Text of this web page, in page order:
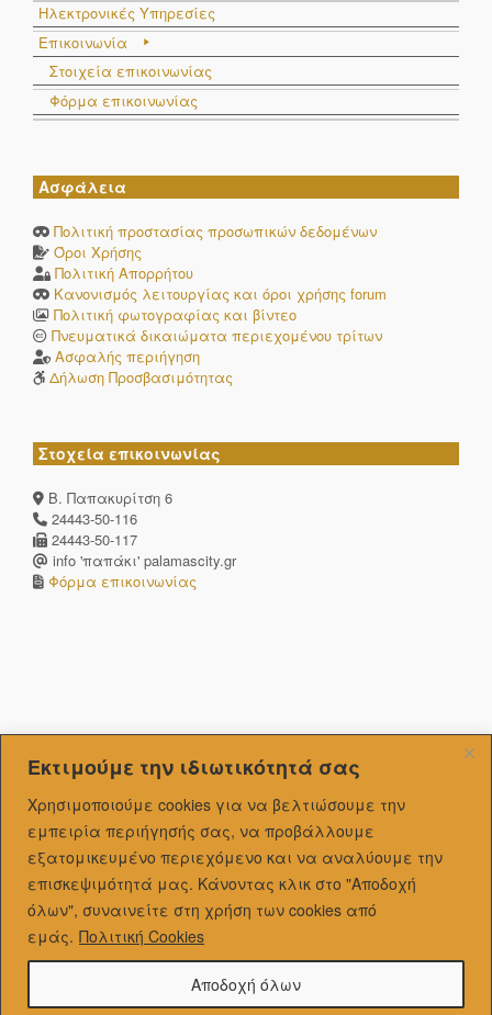
Εκτιμούμε την ιδιωτικότητά σας
Χρησιμοποιούμε cookies για να βελτιώσουμε την
εμπειρία περιήγησής σας, να προβάλλουμε
εξατομικευμένo περιεχόμενο και να αναλύουμε την
επισκεψιμότητά μας. Κάνοντας κλικ στο "Αποδοχή
όλων", συναινείτε στη χρήση των cookies από
εμάς. Πολιτική Cookies
Αποδοχή όλων
Ηλεκτρονικές Υπηρεσίες
Επικοινωνία
Στοιχεία επικοινωνίας
Φόρμα επικοινωνίας
Ασφάλεια
Πολιτική προστασίας προσωπικών δεδομένων
Όροι Χρήσης
Πολιτική Απορρήτου
Κανονισμός λειτουργίας και όροι χρήσης forum
Πολιτική φωτογραφίας και βίντεο
Πνευματικά δικαιώματα περιεχομένου τρίτων
Ασφαλής περιήγηση
Δήλωση Προσβασιμότητας
Στοχεία επικοινωνίας
Β. Παπακυρίτση 6
24443-50-116
24443-50-117
info 'παπάκι' palamascity.gr
Φόρμα επικοινωνίας